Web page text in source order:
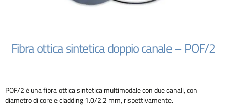
Fibra ottica sintetica doppio canale – POF/2
POF/2 è una fibra ottica sintetica multimodale con due canali, con
diametro di core e cladding 1.0/2.2 mm, rispettivamente.